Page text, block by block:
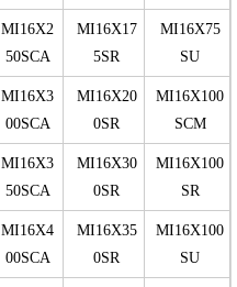
MI16X2
50SCA
MI16X17
5SR
MI16X75
SU
MI16X3
00SCA
MI16X20
0SR
MI16X100
SCM
MI16X3
50SCA
MI16X30
0SR
MI16X100
SR
MI16X4
00SCA
MI16X35
0SR
MI16X100
SU